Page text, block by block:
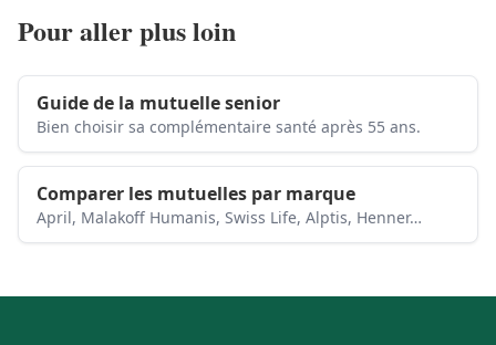
Pour aller plus loin
Guide de la mutuelle senior
Bien choisir sa complémentaire santé après 55 ans.
Comparer les mutuelles par marque
April, Malakoff Humanis, Swiss Life, Alptis, Henner…